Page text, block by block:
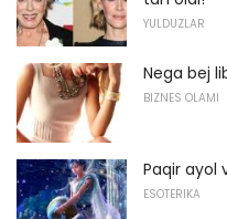
YULDUZLAR
Nega bej
BIZNES OLAMI
Paqir ayol
ESOTERIKA